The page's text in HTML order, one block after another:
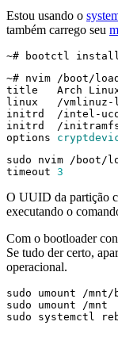
Estou usando o
também carrego seu
options
timeout 3
O UUID da partição
executando o
Com o bootloader
Se tudo der certo,
operacional.